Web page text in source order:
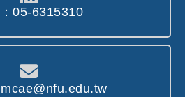
05-6315310